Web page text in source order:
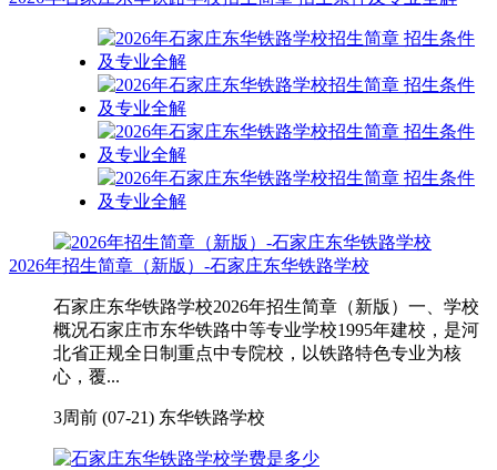
2026年招生简章（新版）-石家庄东华铁路学校
石家庄东华铁路学校2026年招生简章（新版）一、学校
概况石家庄市东华铁路中等专业学校1995年建校，是河
北省正规全日制重点中专院校，以铁路特色专业为核
心，覆...
3周前 (07-21) 东华铁路学校